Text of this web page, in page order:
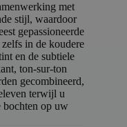
met
stijl, waardoor
gepassioneerde
in de koudere
en de subtiele
ton-sur-ton
gecombineerd,
terwijl u
bochten op uw